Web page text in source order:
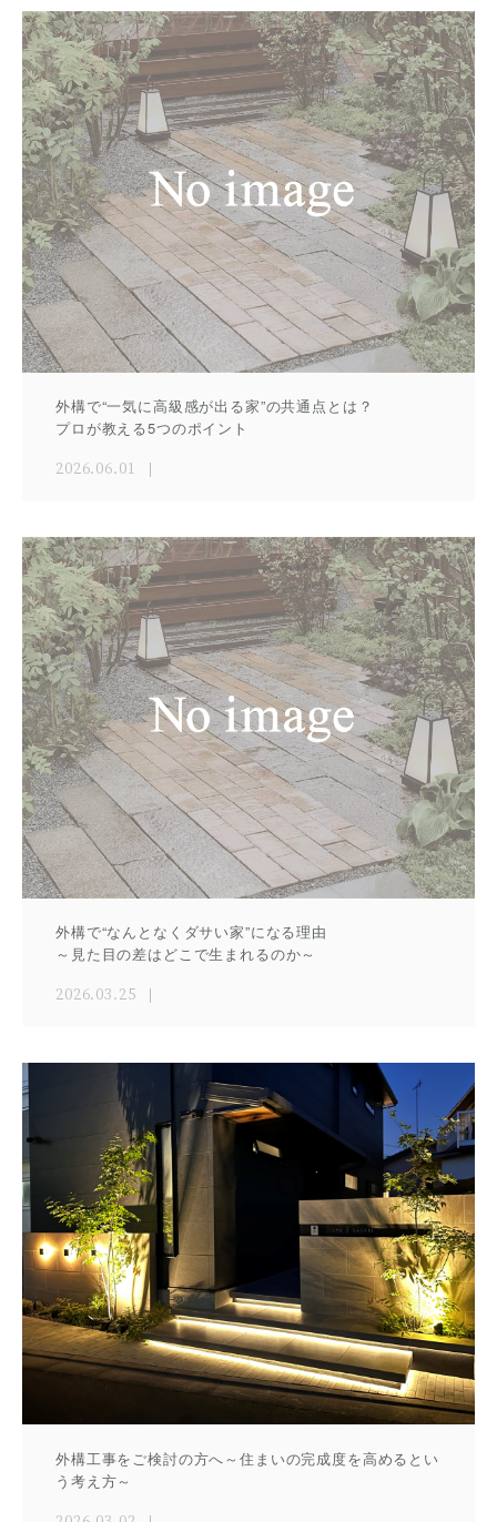
外構で“一気に高級感が出る家”の共通点とは？
プロが教える5つのポイント
2026.06.01
外構で“なんとなくダサい家”になる理由
～見た目の差はどこで生まれるのか～
2026.03.25
外構工事をご検討の方へ～住まいの完成度を高めるとい
う考え方～